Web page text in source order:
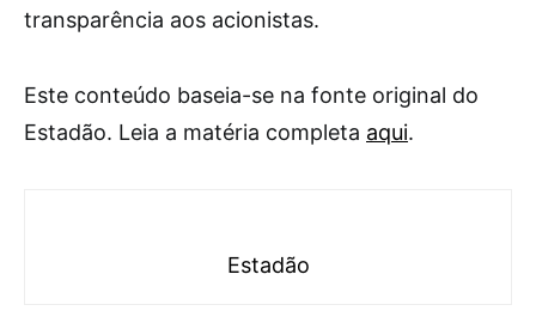
transparência aos acionistas.
Este conteúdo baseia-se na fonte original do
Estadão. Leia a matéria completa aqui.
Estadão